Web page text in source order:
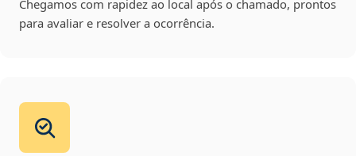
Chegamos com rapidez ao local após o chamado, prontos
para avaliar e resolver a ocorrência.